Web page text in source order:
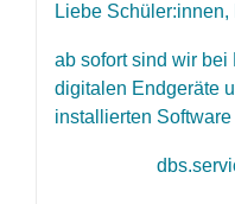
08
Liebe Schüler:innen,
ab sofort sind wir
digitalen Endgeräte
installierten